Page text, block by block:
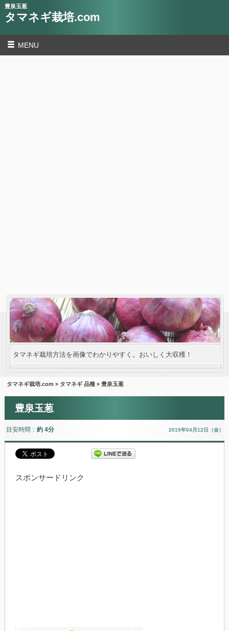
豊泉玉葱
タマネギ栽培.com
MENU
タマネギ栽培方法を画像でわかりやすく。おいしく大収穫！
タマネギ栽培.com » タマネギ 品種 » 豊泉玉葱
豊泉玉葱
目安時間： 約 4分 2019年04月12日（金）
スポンサードリンク